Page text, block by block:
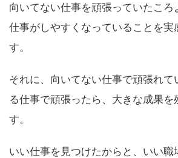
向いてない仕事を頑張っていたころ
仕事がしやすくなっていることを実
す。
それに、向いてない仕事で頑張れて
る仕事で頑張ったら、大きな成果を
す。
いい仕事を見つけたからと、いい職